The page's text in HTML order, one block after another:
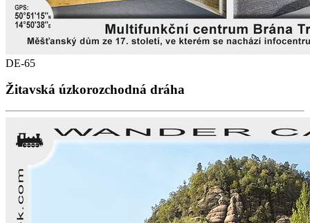
DE-65
Žitavská úzkorozchodná dráha